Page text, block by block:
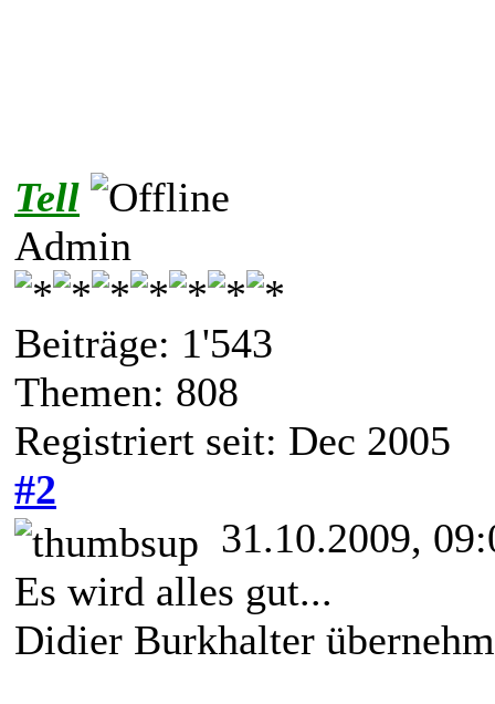
Tell
Admin
Beiträge: 1'543
Themen: 808
Registriert seit: Dec 2005
#2
31.10.2009,
Es wird alles gut...
Didier Burkhalter